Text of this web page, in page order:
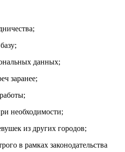
данных;
заранее;
необходимости;
из других городов;
в рамках законодательства